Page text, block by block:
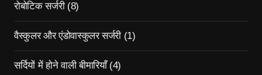
रोबोटिक सर्जरी(8)
वैस्कुलर और एंडोवास्कुलर सर्जरी (1)
सर्दियों में होने वाली बीमारियाँ(4)